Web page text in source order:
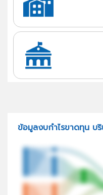
ข้อมูลงบกำไรขาดทุน บ